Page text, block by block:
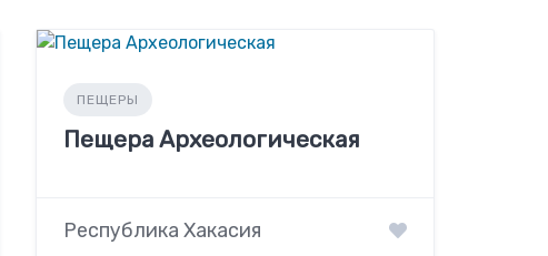
ПЕЩЕРЫ
Пещера Археологическая
Республика Хакасия